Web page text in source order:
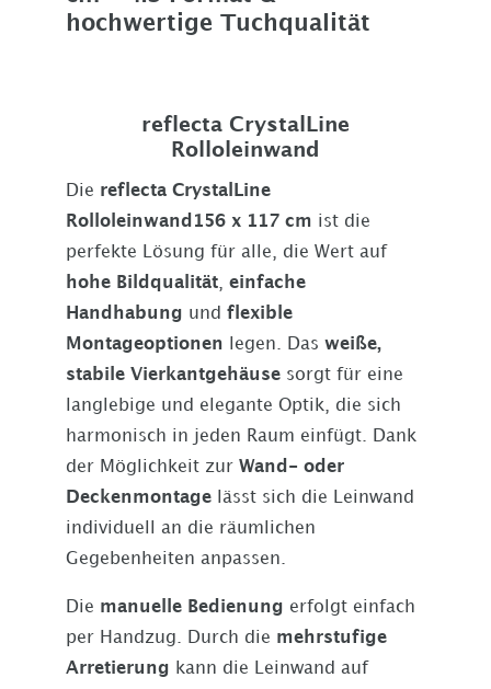
hochwertige Tuchqualität
reflecta CrystalLine
Rolloleinwand
Die reflecta CrystalLine
Rolloleinwand 156 x 117 cm ist die
perfekte Lösung für alle, die Wert auf
hohe Bildqualität
einfache
Handhabung und flexible
Montageoptionen legen. Das weiße,
stabile Vierkantgehäuse sorgt für eine
langlebige und elegante Optik, die sich
harmonisch in jeden Raum einfügt. Dank
der Möglichkeit zur Wand- oder
Deckenmontage lässt sich die Leinwand
individuell an die räumlichen
Gegebenheiten anpassen.
Die manuelle Bedienung erfolgt einfach
per Handzug. Durch die mehrstufige
Arretierung kann die Leinwand auf